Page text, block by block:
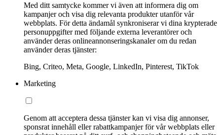
Med ditt samtycke kommer vi även att informera dig om
kampanjer och visa dig relevanta produkter utanför vår
webbplats. För detta ändamål synkroniserar vi dina krypterade
personuppgifter med följande externa leverantörer och
använder deras onlineannonseringskanaler om du redan
använder deras tjänster:
Bing, Criteo, Meta, Google, LinkedIn, Pinterest, TikTok
Marketing
Genom att acceptera dessa tjänster kan vi visa dig annonser,
sponsrat innehåll eller rabattkampanjer för vår webbplats eller